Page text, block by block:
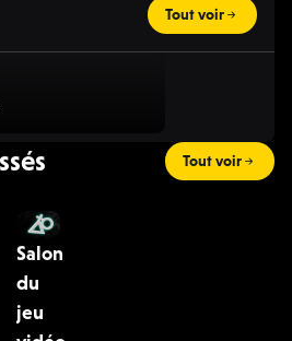
Tout voir
Tout voir
11 AVR. 10:30 - 18:00
🎮 E-sport
Salon
du
jeu